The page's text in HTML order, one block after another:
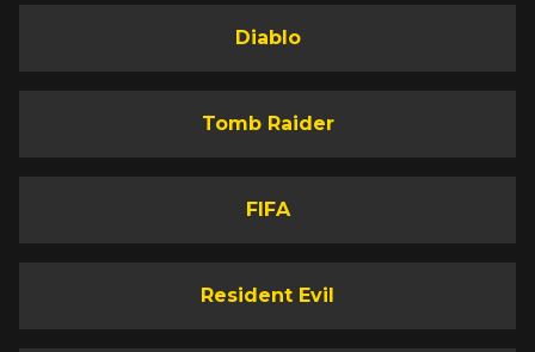
Diablo
Tomb Raider
FIFA
Resident Evil